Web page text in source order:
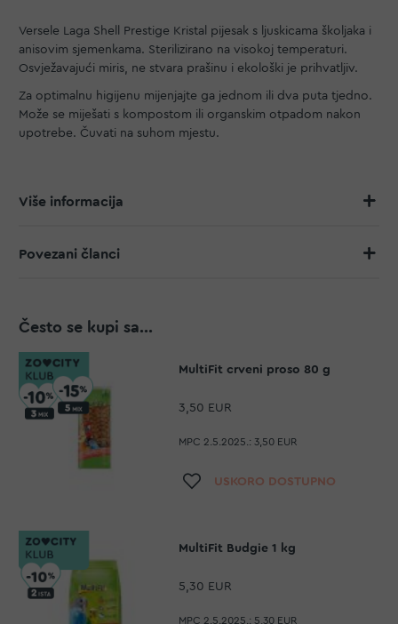
Versele Laga Shell Prestige Kristal pijesak s ljuskicama školjaka i
anisovim sjemenkama. Sterilizirano na visokoj temperaturi.
Osvježavajući miris, ne stvara prašinu i ekološki je prihvatljiv.
Za optimalnu higijenu mijenjajte ga jednom ili dva puta tjedno.
Može se miješati s kompostom ili organskim otpadom nakon
upotrebe. Čuvati na suhom mjestu.
Više informacija
Povezani članci
Često se kupi sa...
MultiFit crveni proso 80 g
3,50 EUR
MPC 2.5.2025.: 3,50 EUR
Dodaj na listu želja
USKORO DOSTUPNO
MultiFit Budgie 1 kg
5,30 EUR
MPC 2.5.2025.: 5,30 EUR